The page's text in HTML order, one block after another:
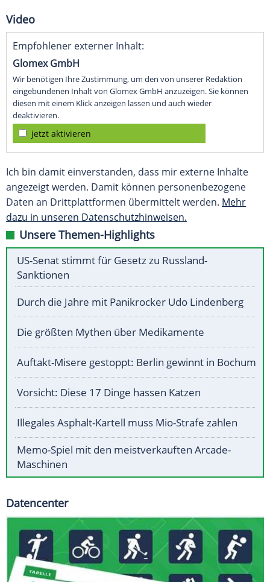
Video
Empfohlener externer Inhalt:
Glomex GmbH
Wir benötigen Ihre Zustimmung, um den von unserer Redaktion
eingebundenen Inhalt von Glomex GmbH anzuzeigen. Sie können
diesen mit einem Klick anzeigen lassen und auch wieder
deaktivieren.
jetzt aktivieren
Ich bin damit einverstanden, dass mir externe Inhalte
angezeigt werden. Damit können personenbezogene
Daten an Drittplattformen übermittelt werden. Mehr
dazu in unseren Datenschutzhinweisen.
Unsere Themen-Highlights
US-Senat stimmt für Gesetz zu Russland-
Sanktionen
Durch die Jahre mit Panikrocker Udo Lindenberg
Die größten Mythen über Medikamente
Auftakt-Misere gestoppt: Berlin gewinnt in Bochum
Vorsicht: Diese 17 Dinge hassen Katzen
Illegales Asphalt-Kartell muss Mio-Strafe zahlen
Memo-Spiel mit den meistverkauften Arcade-
Maschinen
Datencenter